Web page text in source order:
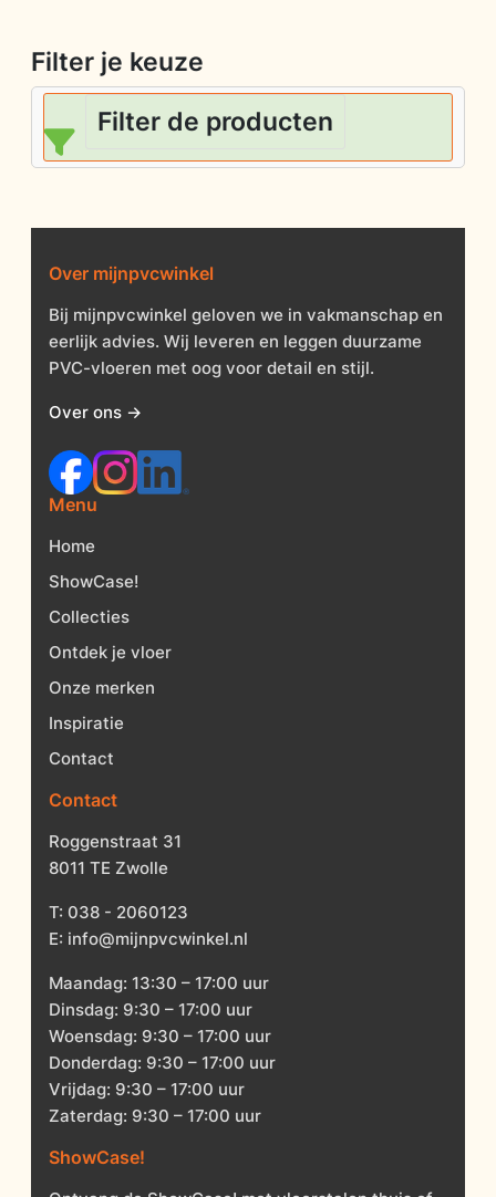
Filter je keuze
Filter de producten
Over mijnpvcwinkel
Bij mijnpvcwinkel geloven we in vakmanschap en
eerlijk advies. Wij leveren en leggen duurzame
PVC-vloeren met oog voor detail en stijl.
Over ons →
Menu
Home
ShowCase!
Collecties
Ontdek je vloer
Onze merken
Inspiratie
Contact
Contact
Roggenstraat 31
8011 TE Zwolle
T: 038 - 2060123
E: info@mijnpvcwinkel.nl
Maandag: 13:30 – 17:00 uur
Dinsdag: 9:30 – 17:00 uur
Woensdag: 9:30 – 17:00 uur
Donderdag: 9:30 – 17:00 uur
Vrijdag: 9:30 – 17:00 uur
Zaterdag: 9:30 – 17:00 uur
ShowCase!